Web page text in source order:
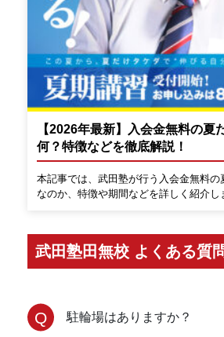
【2026年最新】入会金無料の夏
何？特徴などを徹底解説！
本記事では、武田塾が行う入会金無料の
なのか、特徴や期間などを詳しく紹介し
武田塾田無校 よくある質
駐輪場はありますか？